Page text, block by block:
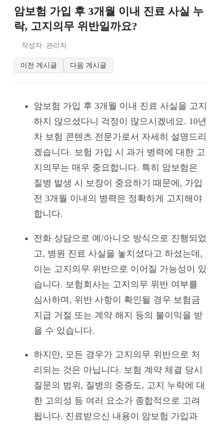
암보험 가입 후 3개월 이내 진료 사실 누
락, 고지의무 위반일까요?
작성자: 관리자
이전 게시글 다음 게시글
암보험 가입 후 3개월 이내 진료 사실을 고지
하지 않으셨다니 걱정이 많으시겠네요. 10년
차 보험 콘텐츠 전문가로서 자세히 설명드리
겠습니다. 보험 가입 시 과거 병력에 대한 고
지의무는 매우 중요합니다. 특히 암보험은
질병 발생 시 보장이 중요하기 때문에, 가입
전 3개월 이내의 병력은 정확하게 고지해야
합니다.
전화 상담으로 예/아니오 방식으로 진행되었
고, 병원 진료 사실을 놓치셨다고 하셨는데,
이는 고지의무 위반으로 이어질 가능성이 있
습니다. 보험회사는 고지의무 위반 여부를
심사하며, 위반 사항이 확인될 경우 보험금
지급 거절 또는 계약 해지 등의 불이익을 받
을 수 있습니다.
하지만, 모든 경우가 고지의무 위반으로 처
리되는 것은 아닙니다. 보험 계약 체결 당시
질문의 범위, 질병의 중증도, 고지 누락에 대
한 고의성 등 여러 요소가 종합적으로 고려
됩니다. 진료받으신 내용이 암보험 가입과